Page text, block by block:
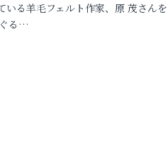
いる羊毛フェルト作家、原 茂さん
る…